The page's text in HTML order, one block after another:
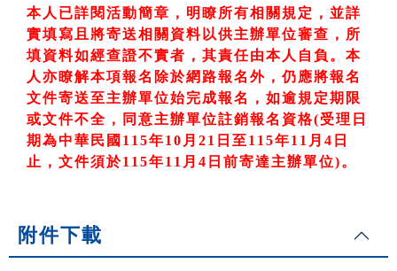
本人已詳閱活動簡章，明瞭所有相關規定，並詳
實填寫且將寄送相關資料以供主辦單位審查，所
填資料如經查證不實者，其責任由本人自負。本
人亦瞭解本項報名除於網路報名外，仍應將報名
文件寄送至主辦單位始完成報名，如逾規定期限
或文件不全，同意主辦單位註銷報名資格(受理日
期為中華民國 115年10 月21 日至115年11 月4 日
止，文件須於115年11 月4 日前寄達主辦單位)。
附件下載